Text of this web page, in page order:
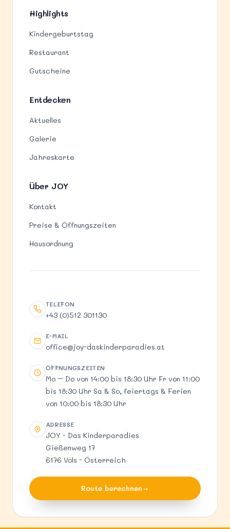
Highlights
Kindergeburtstag
Restaurant
Gutscheine
Entdecken
Aktuelles
Galerie
Jahreskarte
Über JOY
Kontakt
Preise & Öffnungszeiten
Hausordnung
Telefon
TELEFON
+43 (0)512 301130
E-Mail
E-MAIL
office@joy-daskinderparadies.at
Öffnungszeiten
ÖFFNUNGSZEITEN
Mo – Do von 14:00 bis 18:30 Uhr Fr von 11:00
bis 18:30 Uhr Sa & So, feiertags & Ferien
von 10:00 bis 18:30 Uhr
Adresse
ADRESSE
JOY - Das Kinderparadies
Gießenweg 17
6176 Völs - Österreich
Route berechnen